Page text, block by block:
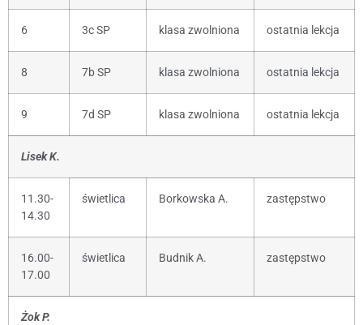
6 3c SP klasa zwolniona ostatnia lekcja
8 7b SP klasa zwolniona ostatnia lekcja
9 7d SP klasa zwolniona ostatnia lekcja
Lisek K.
11.30-
14.30
świetlica Borkowska A. zastępstwo
16.00-
17.00
świetlica Budnik A. zastępstwo
Żok P.